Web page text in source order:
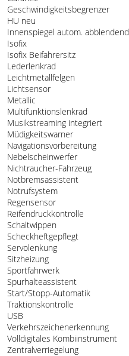
Geschwindigkeitsbegrenzer
HU neu
Innenspiegel autom. abblendend
Isofix
Isofix Beifahrersitz
Lederlenkrad
Leichtmetallfelgen
Lichtsensor
Metallic
Multifunktionslenkrad
Musikstreaming integriert
Müdigkeitswarner
Navigationsvorbereitung
Nebelscheinwerfer
Nichtraucher-Fahrzeug
Notbremsassistent
Notrufsystem
Regensensor
Reifendruckkontrolle
Schaltwippen
Scheckheftgepflegt
Servolenkung
Sitzheizung
Sportfahrwerk
Spurhalteassistent
Start/Stopp-Automatik
Traktionskontrolle
USB
Verkehrszeichenerkennung
Volldigitales Kombiinstrument
Zentralverriegelung